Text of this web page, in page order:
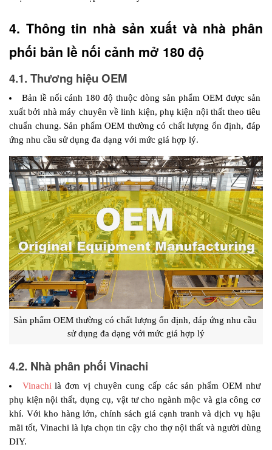
4. Thông tin nhà sản xuất và nhà phân
phối bản lề nối cảnh mở 180 độ
4.1. Thương hiệu OEM
Bản lề nối cánh 180 độ thuộc dòng sản phẩm OEM được sản
xuất bởi nhà máy chuyên về linh kiện, phụ kiện nội thất theo tiêu
chuẩn chung. Sản phẩm OEM thường có chất lượng ổn định, đáp
ứng nhu cầu sử dụng đa dạng với mức giá hợp lý.
Sản phẩm OEM thường có chất lượng ổn định, đáp ứng nhu cầu
sử dụng đa dạng với mức giá hợp lý
4.2. Nhà phân phối Vinachi
Vinachi là đơn vị chuyên cung cấp các sản phẩm OEM như
phụ kiện nội thất, dụng cụ, vật tư cho ngành mộc và gia công cơ
khí. Với kho hàng lớn, chính sách giá cạnh tranh và dịch vụ hậu
mãi tốt, Vinachi là lựa chọn tin cậy cho thợ nội thất và người dùng
DIY.